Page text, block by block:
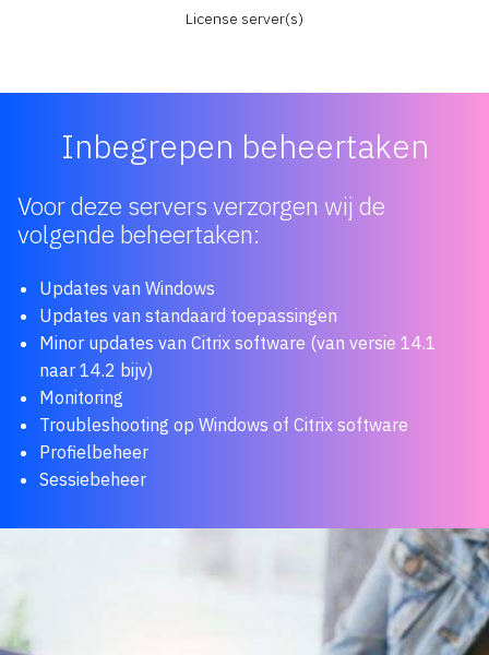
License server(s)
Inbegrepen beheertaken
Voor deze servers verzorgen wij de
volgende beheertaken:
Updates van Windows
Updates van standaard toepassingen
Minor updates van Citrix software (van versie 14.1
naar 14.2 bijv)
Monitoring
Troubleshooting op Windows of Citrix software
Profielbeheer
Sessiebeheer